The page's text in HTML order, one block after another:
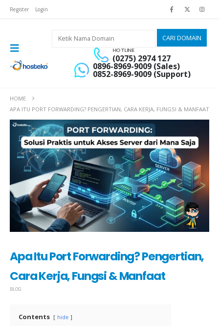
Register Login
HOTLINE
(0275) 2974 127
0896-8969-9009 (Sales)
0852-8969-9009 (Support)
HOME
APA ITU PORT FORWARDING? PENGERTIAN, CARA KERJA, FUNGSI & MANFAAT
Apa Itu Port Forwarding? Pengertian,
Cara Kerja, Fungsi & Manfaat
BLOG
Contents hide